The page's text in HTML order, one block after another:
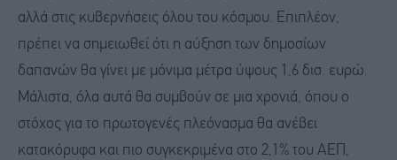
αλλά στις κυβερνήσεις όλου του κόσμου. Επιπλέον,
πρέπει να σημειωθεί ότι η αύξηση των δημοσίων
δαπανών θα γίνει με μόνιμα μέτρα ύψους 1,6 δισ. ευρώ.
Μάλιστα, όλα αυτά θα συμβούν σε μια χρονιά, όπου ο
στόχος για το πρωτογενές πλεόνασμα θα ανέβει
κατακόρυφα και πιο συγκεκριμένα στο 2,1% του ΑΕΠ,